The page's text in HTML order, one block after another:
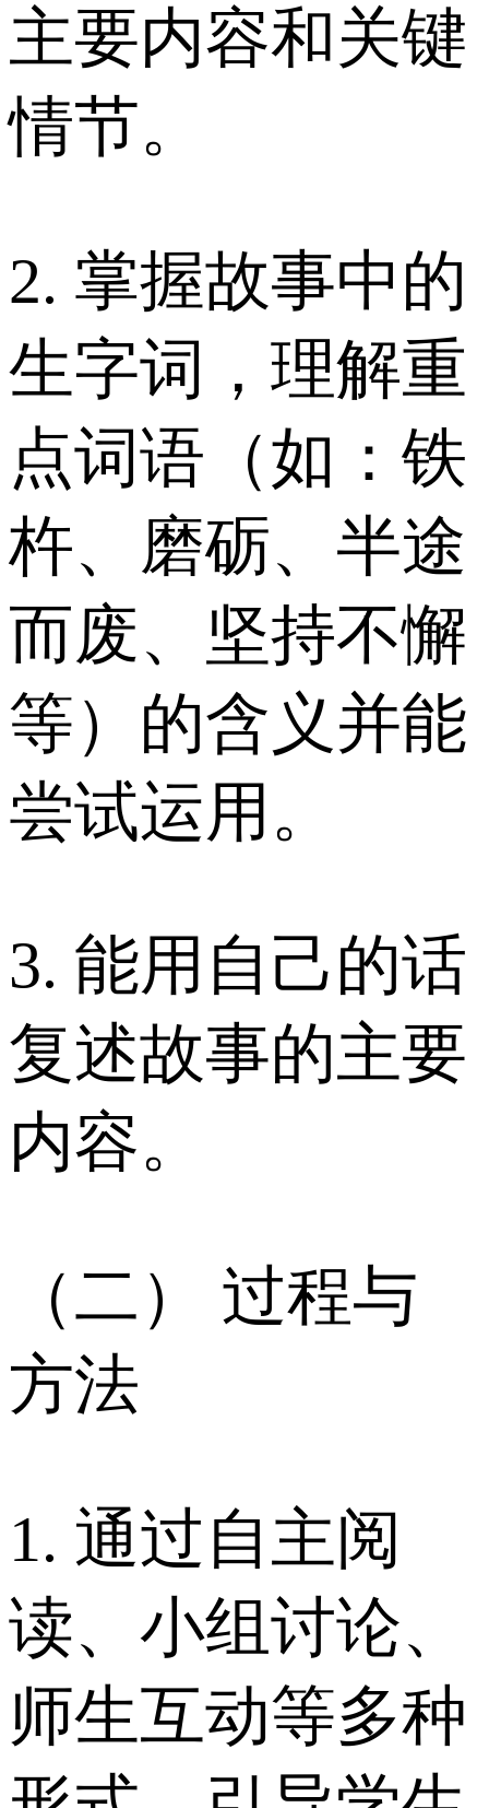
主要内容和关键
情节。
2. 掌握故事中的
生字词，理解重
点词语（如：铁
杵、磨砺、半途
而废、坚持不懈
等）的含义并能
尝试运用。
3. 能用自己的话
复述故事的主要
内容。
（二） 过程与
方法
1. 通过自主阅
读、小组讨论、
师生互动等多种